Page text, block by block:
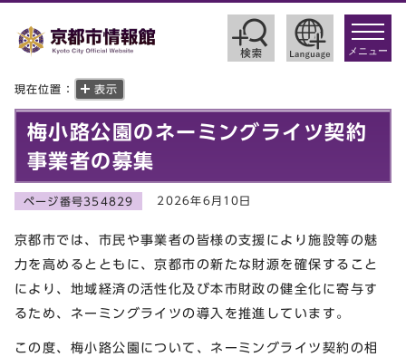
toggle
メニュー
現在位置： 表示
梅小路公園のネーミングライツ契約
事業者の募集
ページ番号354829 2026年6月10日
京都市では、市民や事業者の皆様の支援により施設等の魅
力を高めるとともに、京都市の新たな財源を確保すること
により、地域経済の活性化及び本市財政の健全化に寄与す
るため、ネーミングライツの導入を推進しています。
この度、梅小路公園について、ネーミングライツ契約の相